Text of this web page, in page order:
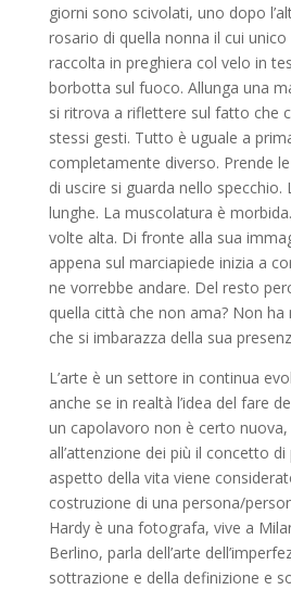
giorni sono scivolati, uno dopo
rosario di quella nonna il cui
raccolta in preghiera col velo in
borbotta sul fuoco. Allunga una
si ritrova a riflettere sul fatto che
stessi gesti. Tutto è uguale a
completamente diverso. Prende
di uscire si guarda nello specchio.
lunghe. La muscolatura è
volte alta. Di fronte alla sua
appena sul marciapiede inizia a
ne vorrebbe andare. Del resto
quella città che non ama? Non ha
che si imbarazza della sua
L’arte è un settore in continua
anche se in realtà l’idea del fare
un capolavoro non è certo
all’attenzione dei più il concetto
aspetto della vita viene
costruzione di una persona/
Hardy è una fotografa, vive a
Berlino, parla dell’arte
sottrazione e della definizione e